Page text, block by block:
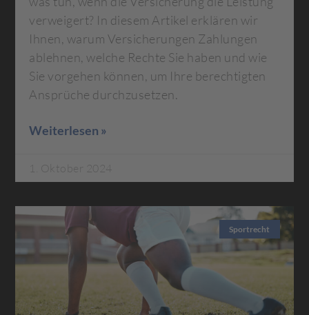
verweigert? In diesem Artikel erklären wir
Ihnen, warum Versicherungen Zahlungen
ablehnen, welche Rechte Sie haben und wie
Sie vorgehen können, um Ihre berechtigten
Ansprüche durchzusetzen.
Weiterlesen »
1. Oktober 2024
Sportrecht